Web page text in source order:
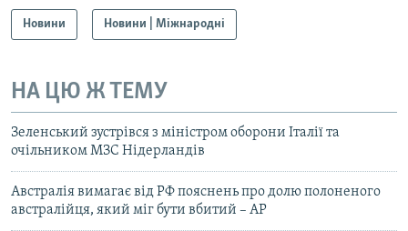
Новини Новини | Міжнародні
НА ЦЮ Ж ТЕМУ
Зеленський зустрівся з міністром оборони Італії та
очільником МЗС Нідерландів
Австралія вимагає від РФ пояснень про долю полоненого
австралійця, який міг бути вбитий – AP